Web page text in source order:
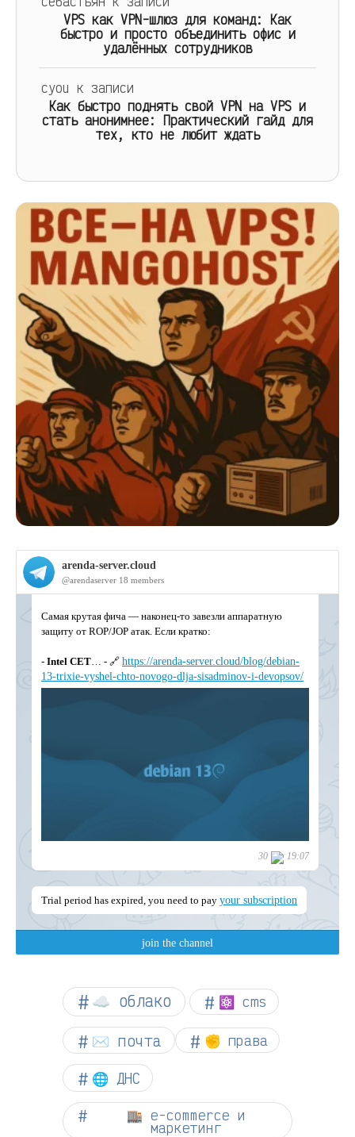
VPS как VPN-шлюз для команд: Как
быстро и просто объединить офис и
удалённых сотрудников
cyou к записи
Как быстро поднять свой VPN на VPS и
стать анонимнее: Практический гайд для
тех, кто не любит ждать
☁︎ облако ⚛ cms
✉️ почта ✊ права
🌐 ДНС
🏬 e-commerce и
маркетинг